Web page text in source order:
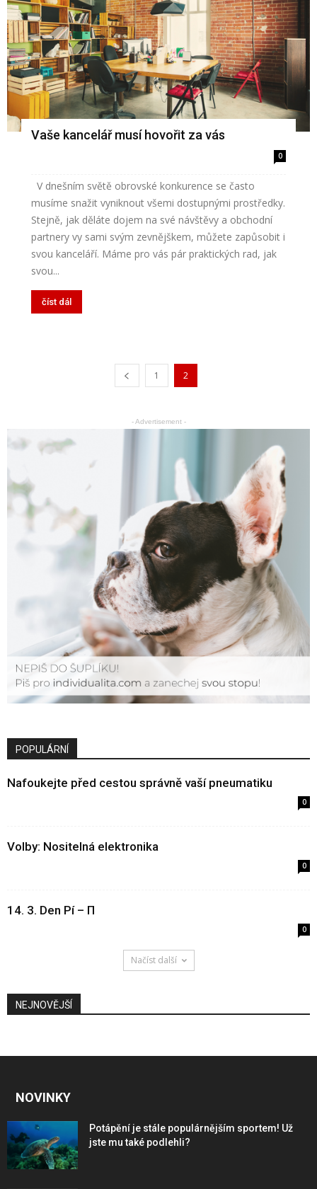
Vaše kancelář musí hovořit za vás
0
V dnešním světě obrovské konkurence se často
musíme snažit vyniknout všemi dostupnými prostředky.
Stejně, jak děláte dojem na své návštěvy a obchodní
partnery vy sami svým zevnějškem, můžete zapůsobit i
svou kanceláří. Máme pro vás pár praktických rad, jak
svou...
číst dál
1 2
- Advertisement -
POPULÁRNÍ
Nafoukejte před cestou správně vaší pneumatiku
0
Volby: Nositelná elektronika
0
14. 3. Den Pí – Π
0
Načíst další
NEJNOVĚJŠÍ
NOVINKY
Potápění je stále populárnějším sportem! Už
jste mu také podlehli?